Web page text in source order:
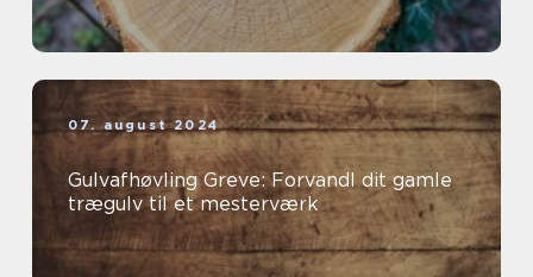
07. august 2024
Gulvafhøvling Greve: Forvandl dit gamle
trægulv til et mesterværk